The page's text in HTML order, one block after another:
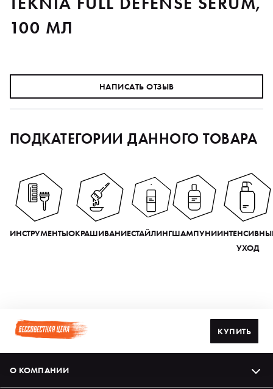
100 МЛ
НАПИСАТЬ ОТЗЫВ
ПОДКАТЕГОРИИ ДАННОГО ТОВАРА
ИНСТРУМЕНТЫОКРАШИВАНИЕСТАЙЛИНГШАМПУНИ
УХОД
КУПИТЬ
О КОМПАНИИ